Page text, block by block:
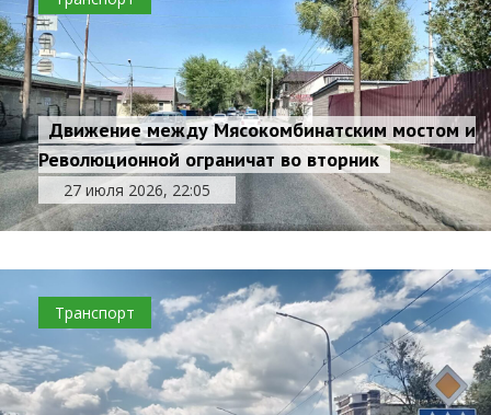
Движение между Мясокомбинатским мостом и
Революционной ограничат во вторник
27 июля 2026, 22:05
Транспорт